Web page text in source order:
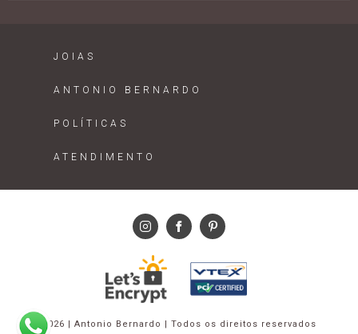
JOIAS
ANTONIO BERNARDO
POLÍTICAS
ATENDIMENTO
2026 | Antonio Bernardo | Todos os direitos reservados